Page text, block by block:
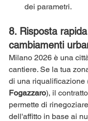
dei parametri.
8. Risposta
cambiamenti
Milano 2026 è una
cantiere. Se la tua
di una riqualificazione
Fogazzaro), il
permette di
dell'affitto in base ai